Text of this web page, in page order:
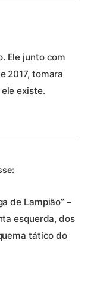
Ele junto com
2017, tomara
existe.
de Lampião” –
esquerda, dos
tático do